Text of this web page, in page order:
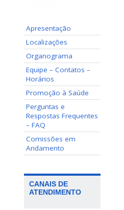
Apresentação
Localizações
Organograma
Equipe – Contatos –
Horários
Promoção à Saúde
Perguntas e
Respostas Frequentes
– FAQ
Comissões em
Andamento
CANAIS DE
ATENDIMENTO